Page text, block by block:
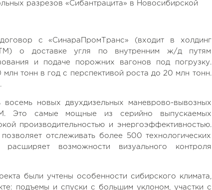
договор с «СинараПромТранс» (входит в холдинг
о доставке угля по внутренним ж/д путям
и подаче порожних вагонов под погрузку.
тонн в год с перспективой роста до 20 млн тонн.
новых двухдизельных маневрово-вывозных
Это самые мощные из серийно выпускаемых
производительностью и энергоэффективностью.
отслеживать более 500 технологических
расширяет возможности визуального контроля
были учтены особенности сибирского климата,
подъемы и спуски с большим уклоном, участки с